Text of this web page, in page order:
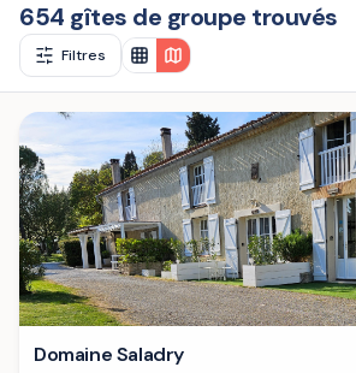
654 gîtes de groupe trouvés
Filtres
Domaine Saladry